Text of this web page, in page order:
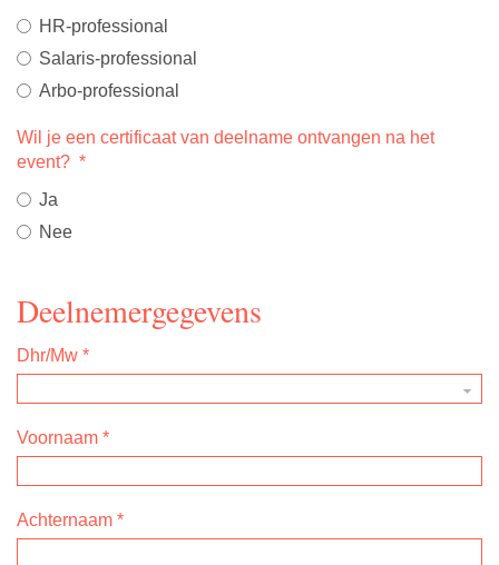
HR-professional
Salaris-professional
Arbo-professional
Wil je een certificaat van deelname ontvangen na het
event? *
Ja
Nee
Deelnemergegevens
Dhr/Mw *
Voornaam *
Achternaam *